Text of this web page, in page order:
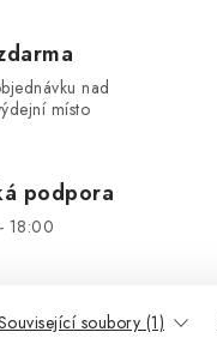
nad
místo
podpora
18:00
soubory (1)